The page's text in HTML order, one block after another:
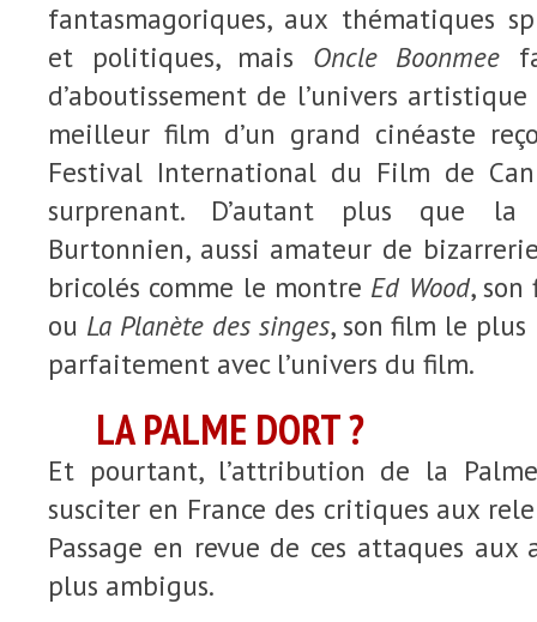
fantasmagoriques, aux thématiques
et politiques, mais Oncle Boonmee
d’aboutissement de l’univers
meilleur film d’un grand cinéaste
Festival International du Film de
surprenant. D’autant plus que
Burtonnien, aussi amateur de
bricolés comme le montre Ed Wood, son
ou La Planète des singes, son film le plus
parfaitement avec l’univers du film.
LA PALME DORT ?
Et pourtant, l’attribution de la
susciter en France des critiques aux
Passage en revue de ces attaques aux
plus ambigus.